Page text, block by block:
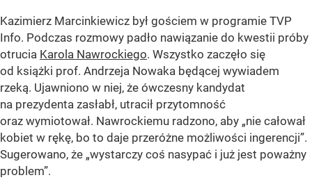
Kazimierz Marcinkiewicz był gościem w programie TVP
Info. Podczas rozmowy padło nawiązanie do kwestii próby
otrucia Karola Nawrockiego. Wszystko zaczęło się
od książki prof. Andrzeja Nowaka będącej wywiadem
rzeką. Ujawniono w niej, że ówczesny kandydat
na prezydenta zasłabł, utracił przytomność
oraz wymiotował. Nawrockiemu radzono, aby „nie całował
kobiet w rękę, bo to daje przeróżne możliwości ingerencji”.
Sugerowano, że „wystarczy coś nasypać i już jest poważny
problem”.